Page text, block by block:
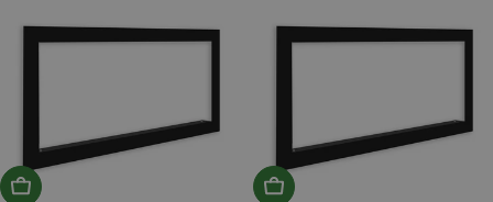
Aggiungi Al Carrello Aggiungi Al Carrello